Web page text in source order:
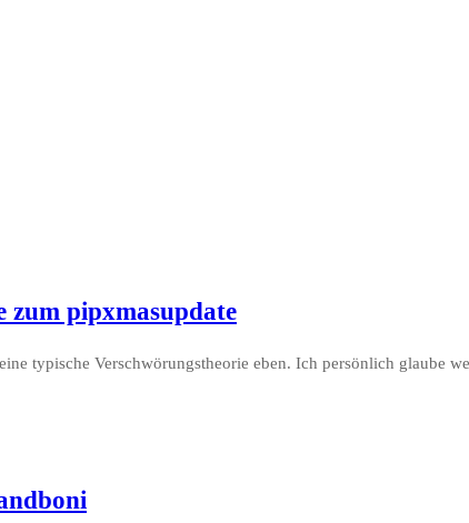
zum pipxmasupdate
typische Verschwörungstheorie eben. Ich persönlich glaube